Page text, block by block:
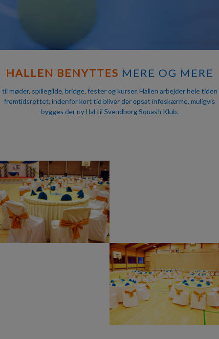
HALLEN BENYTTES MERE OG MERE
til møder, spillegilde, bridge, fester og kurser. Hallen arbejder hele tiden
fremtidsrettet, indenfor kort tid bliver der opsat infoskærme, muligvis
bygges der ny Hal til Svendborg Squash Klub.